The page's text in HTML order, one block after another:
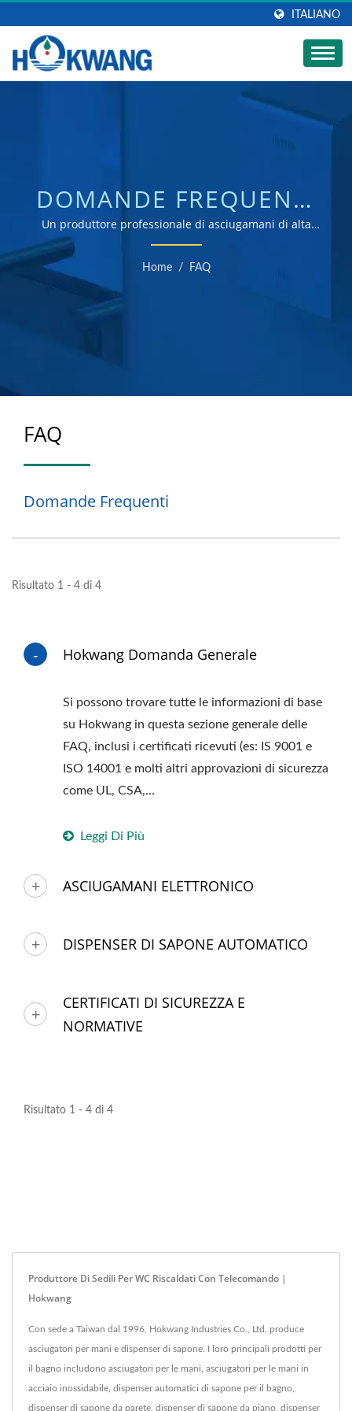
ITALIANO
DOMANDE FREQUENTI
(FAQ)
Un produttore professionale di asciugamani di alta
qualità, dispenser di sapone automatici, rubinetti
automatici, valvole di scarico automatiche, sedili per WC
intelligenti, servizio personalizzato ODM
Home / FAQ
FAQ
Domande Frequenti
Risultato 1 - 4 di 4
Hokwang Domanda Generale
Si possono trovare tutte le informazioni di base
su Hokwang in questa sezione generale delle
FAQ, inclusi i certificati ricevuti (es: IS 9001 e
ISO 14001 e molti altri approvazioni di sicurezza
come UL, CSA,...
Leggi Di Più
ASCIUGAMANI ELETTRONICO
DISPENSER DI SAPONE AUTOMATICO
CERTIFICATI DI SICUREZZA E
NORMATIVE
Risultato 1 - 4 di 4
Produttore Di Sedili Per WC Riscaldati Con Telecomando |
Hokwang
Con sede a Taiwan dal 1996, Hokwang Industries Co., Ltd. produce
asciugatori per mani e dispenser di sapone. I loro principali prodotti per
il bagno includono asciugatori per le mani, asciugatori per le mani in
acciaio inossidabile, dispenser automatici di sapone per il bagno,
dispenser di sapone da parete, dispenser di sapone da piano, dispenser